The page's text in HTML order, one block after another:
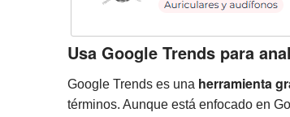
Usa Google Trends para
Google Trends es una herramienta
términos. Aunque está enfocado en